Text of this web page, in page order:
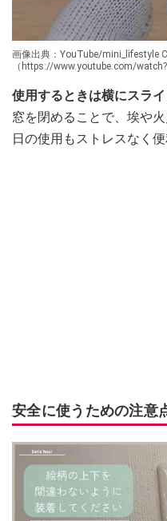
画像出典：YouTube/mini_lifestyle
（https://www.youtube.com/
使用するときは横にスライ
窓を閉めることで、埃や
日の使用もストレスなく便
安全に使うための注意